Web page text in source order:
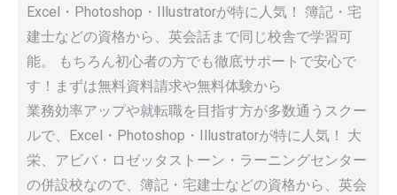
Excel・Photoshop・Illustratorが特に人気！ 簿記・宅
建士などの資格から、英会話まで同じ校舎で学習可
能。 もちろん初心者の方でも徹底サポートで安心で
す！まずは無料資料請求や無料体験から
業務効率アップや就転職を目指す方が多数通うスクー
ルで、Excel・Photoshop・Illustratorが特に人気！ 大
栄、アビバ・ロゼッタストーン・ラーニングセンター
の併設校なので、簿記・宅建士などの資格から、英会